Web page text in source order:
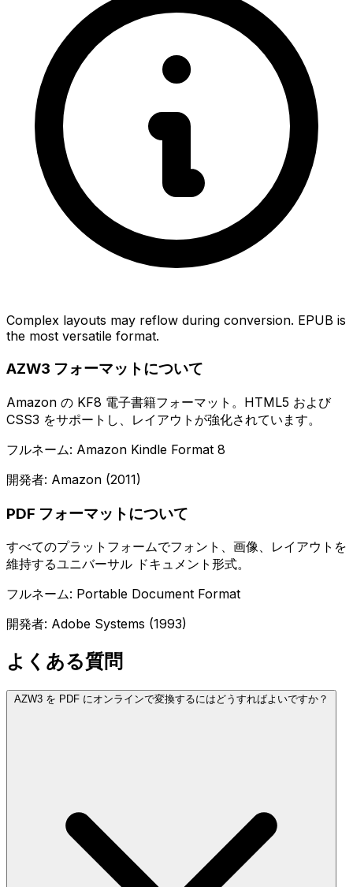
Complex layouts may reflow during conversion. EPUB is
the most versatile format.
AZW3 フォーマットについて
Amazon の KF8 電子書籍フォーマット。HTML5 および
CSS3 をサポートし、レイアウトが強化されています。
フルネーム: Amazon Kindle Format 8
開発者: Amazon (2011)
PDF フォーマットについて
すべてのプラットフォームでフォント、画像、レイアウトを
維持するユニバーサル ドキュメント形式。
フルネーム: Portable Document Format
開発者: Adobe Systems (1993)
よくある質問
AZW3 を PDF にオンラインで変換するにはどうすればよいですか？